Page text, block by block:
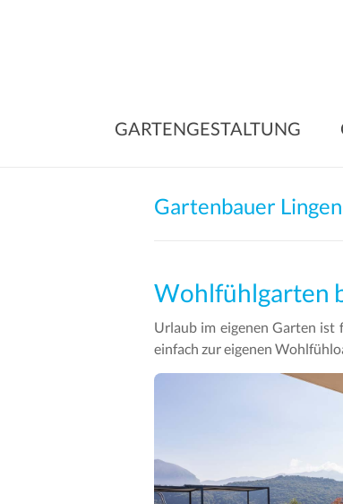
GARTENGESTALTUNG
Gartenbauer
Wohlfühlgarten
Urlaub im eigenen Garten ist
einfach zur eigenen